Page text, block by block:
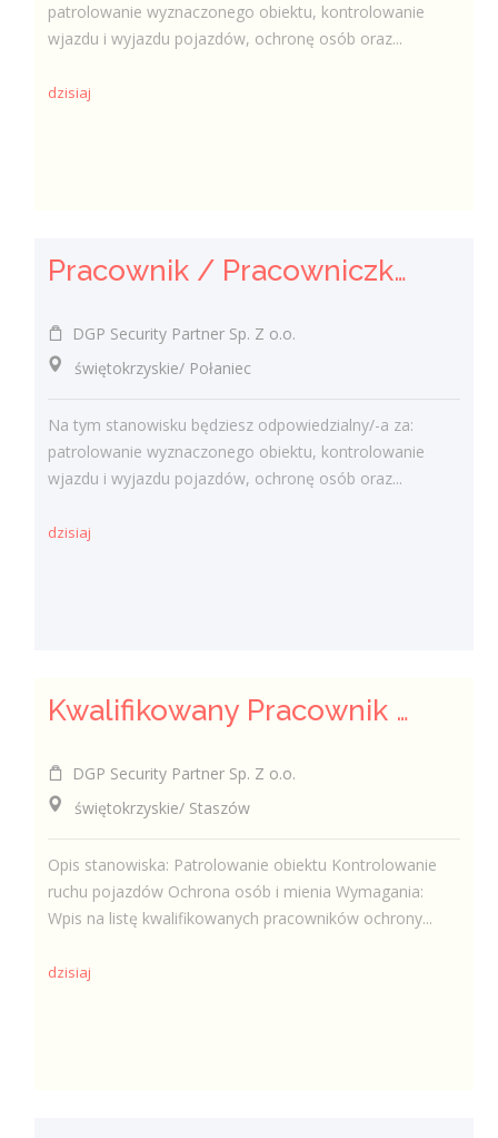
patrolowanie wyznaczonego obiektu, kontrolowanie
wjazdu i wyjazdu pojazdów, ochronę osób oraz...
dzisiaj
Pracownik / Pracowniczka Ochrony z Pozwoleniem na Broń
DGP Security Partner Sp. Z o.o.
świętokrzyskie/ Połaniec
Na tym stanowisku będziesz odpowiedzialny/-a za:
patrolowanie wyznaczonego obiektu, kontrolowanie
wjazdu i wyjazdu pojazdów, ochronę osób oraz...
dzisiaj
Kwalifikowany Pracownik Ochrony z Pozwoleniem na Broń (K/M)
DGP Security Partner Sp. Z o.o.
świętokrzyskie/ Staszów
Opis stanowiska: Patrolowanie obiektu Kontrolowanie
ruchu pojazdów Ochrona osób i mienia Wymagania:
Wpis na listę kwalifikowanych pracowników ochrony...
dzisiaj